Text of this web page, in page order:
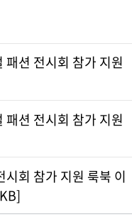
션 전시회 참가 지원
션 전시회 참가 지원
회 참가 지원 룩북 이